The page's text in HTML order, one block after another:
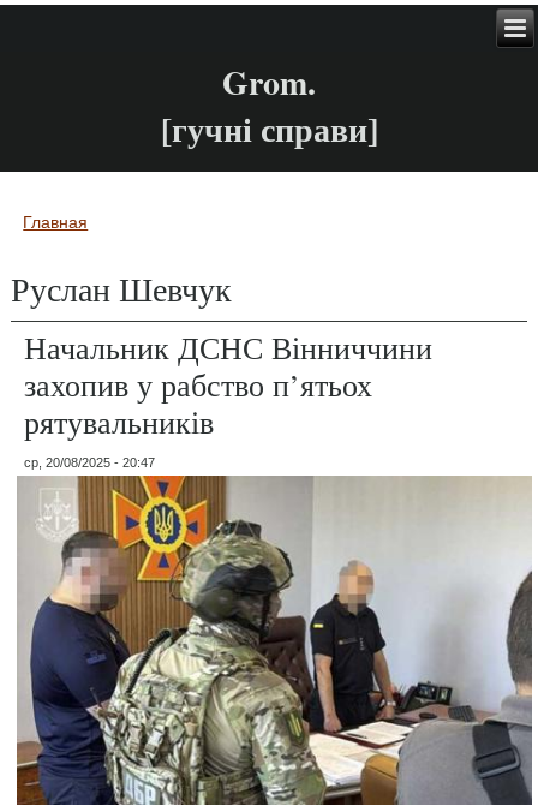
Grom.
[гучні справи]
Вы здесь
Главная
Руслан Шевчук
Начальник ДСНС Вінниччини
захопив у рабство п’ятьох
рятувальників
ср, 20/08/2025 - 20:47